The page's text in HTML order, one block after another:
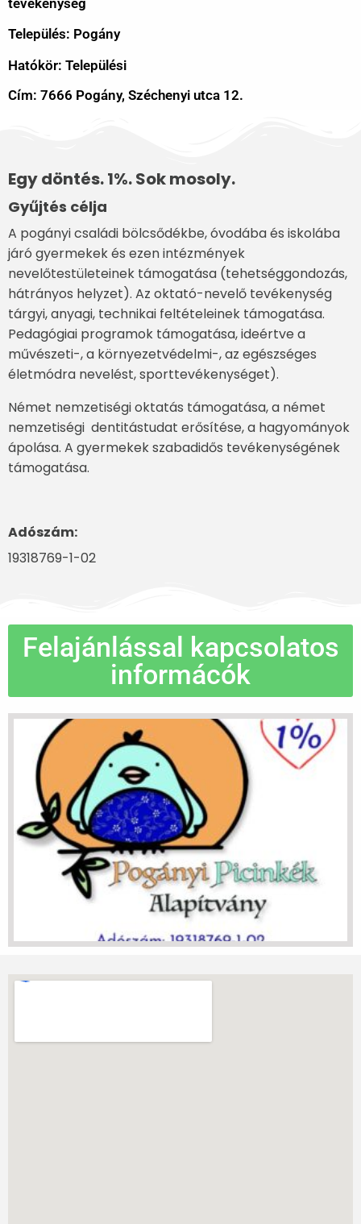
Település: Pogány
Hatókör: Települési
Cím: 7666 Pogány, Széchenyi utca 12.
Egy döntés. 1%. Sok mosoly.
Gyűjtés célja
A pogányi családi bölcsődékbe, óvodába és iskolába
járó gyermekek és ezen intézmények
nevelőtestületeinek támogatása (tehetséggondozás,
hátrányos helyzet). Az oktató-nevelő tevékenység
tárgyi, anyagi, technikai feltételeinek támogatása.
Pedagógiai programok támogatása, ideértve a
művészeti-, a környezetvédelmi-, az egészséges
életmódra nevelést, sporttevékenységet).
Német nemzetiségi oktatás támogatása, a német
nemzetiségi dentitástudat erősítése, a hagyományok
ápolása. A gyermekek szabadidős tevékenységének
támogatása.
Adószám:
19318769-1-02
Felajánlással kapcsolatos
informácók